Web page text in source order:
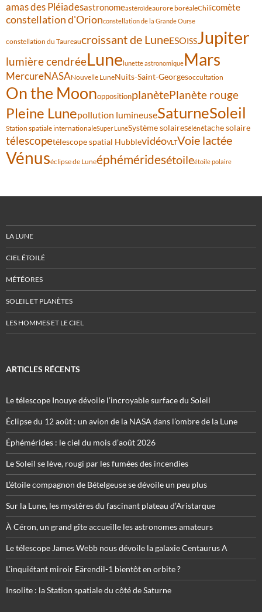
amas des Pléiadesastronomeastéroïdeaurore boréaleChilicomète
constellation d'Orionconstellation de la Grande Ourse
constellation du Taureaucroissant de LuneESOISSJupiter
lumière cendréeLune lunette astronomiqueMars
MercureNASANouvelle LuneNuits-Saint-Georgesoccultation
On the MoonoppositionplanètePlanète rouge
Pleine Lunepollution lumineuseSaturneSoleil
Station spatiale internationaleSuper LuneSystème solaireSélénétache solaire
télescopetélescope spatial HubblevidéoVLTVoie lactée
Vénuséclipse de Luneéphéméridesétoileétoile polaire
LA LUNE
CIEL ÉTOILÉ
MÉTÉORES
SOLEIL ET PLANÈTES
LES HOMMES ET LE CIEL
ARTICLES RÉCENTS
Le télescope Inouye dévoile l’incroyable surface du Soleil
Éclipse du 12 août : un avion de la NASA dans l’ombre de la Lune
Éphémérides : le ciel du mois d’août 2026
Le Soleil se lève, rougi par les fumées des incendies
L’étoile compagnon de Bételgeuse se dévoile un peu plus
Sur la Lune, les mystères du fascinant plateau d’Aristarque
À Céron, un grand gîte accueille les astronomes amateurs
Le télescope James Webb nous dévoile la galaxie Centaurus A
L’inquiétant miroir Eärendil-1 bientôt en orbite ?
Insolite : la Station spatiale du côté de Saturne